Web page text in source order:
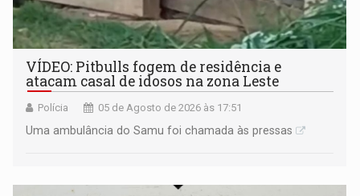
VÍDEO: Pitbulls fogem de residência e
atacam casal de idosos na zona Leste
Polícia 05 de Agosto de 2026 às 17:51
Uma ambulância do Samu foi chamada às pressas